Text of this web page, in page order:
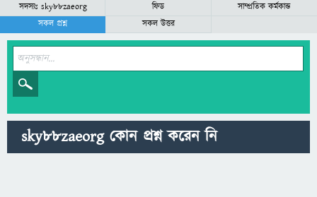
সদস্যঃ sky88zaeorg ফিড
সাম্প্রতিক কর্মকান্ড
সকল প্রশ্ন
সকল উত্তর
sky88zaeorg কোন প্রশ্ন করেন নি